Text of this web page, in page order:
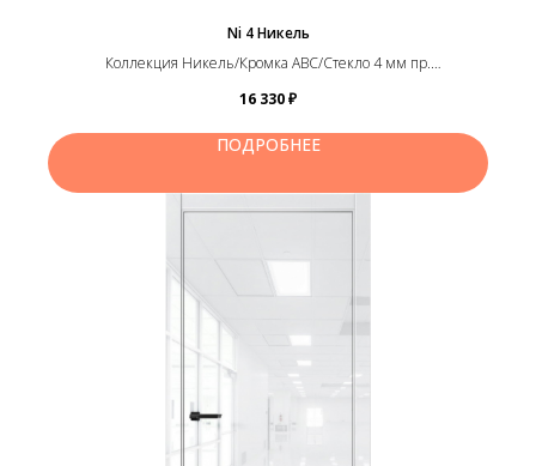
Ni 4 Никель
Коллекция Никель/Кромка ABC/Стекло 4 мм пр.
прозрачное стекло, зеркало )
16 330₽
ПОДРОБНЕЕ